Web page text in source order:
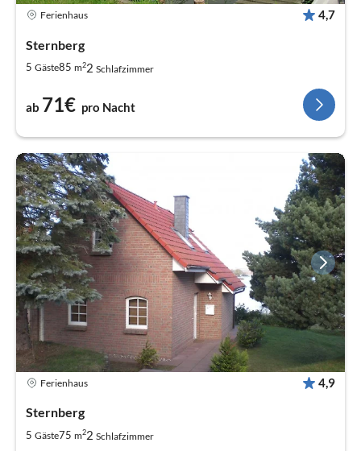
Ferienhaus 4,7
Sternberg
5 Gäste85 m22 Schlafzimmer
ab 71€ pro Nacht
Ferienhaus 4,9
Sternberg
5 Gäste75 m22 Schlafzimmer